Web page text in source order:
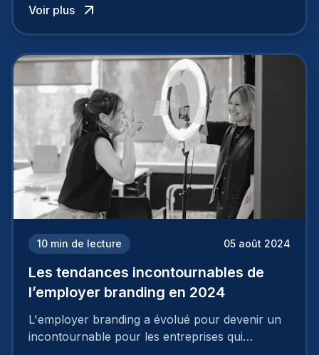
employeur solide et positive sont évidentes, ce
travail, pour qu’il soit réussi, ne peut se faire en
mettre en œuvre un certain nombre d’actions.
Voir plus
10 min de lecture 05 août 2024
Les tendances incontournables de
l’employer branding en 2024
L'employer branding a évolué pour devenir un
incontournable pour les entreprises qui